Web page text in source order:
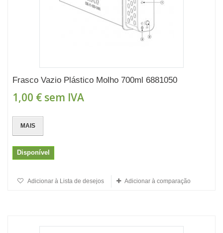
Frasco Vazio Plástico Molho 700ml 6881050
1,00 € sem IVA
MAIS
Disponível
Adicionar à Lista de desejos Adicionar à comparação